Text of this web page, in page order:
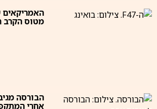
מטוס הקרב
הבורסה
אחרי